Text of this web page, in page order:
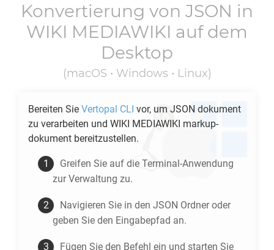
Konvertierung von JSON in
WIKI MEDIAWIKI auf dem
Desktop
(macOS • Windows • Linux)
Bereiten Sie Vertopal CLI vor, um JSON dokument
zu verarbeiten und WIKI MEDIAWIKI markup-
dokument bereitzustellen.
Greifen Sie auf die Terminal-Anwendung
zur Verwaltung zu.
Navigieren Sie in den JSON Ordner oder
geben Sie den Eingabepfad an.
Fügen Sie den Befehl ein und starten Sie